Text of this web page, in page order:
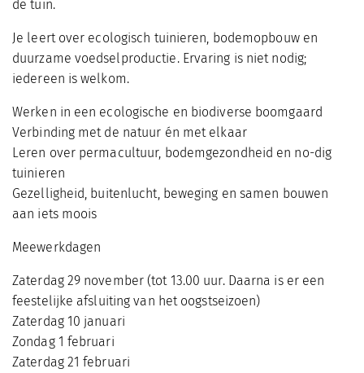
de tuin.
Je leert over ecologisch tuinieren, bodemopbouw en
duurzame voedselproductie. Ervaring is niet nodig;
iedereen is welkom.
Werken in een ecologische en biodiverse boomgaard
Verbinding met de natuur én met elkaar
Leren over permacultuur, bodemgezondheid en no-dig
tuinieren
Gezelligheid, buitenlucht, beweging en samen bouwen
aan iets moois
Meewerkdagen
Zaterdag 29 november (tot 13.00 uur. Daarna is er een
feestelijke afsluiting van het oogstseizoen)
Zaterdag 10 januari
Zondag 1 februari
Zaterdag 21 februari